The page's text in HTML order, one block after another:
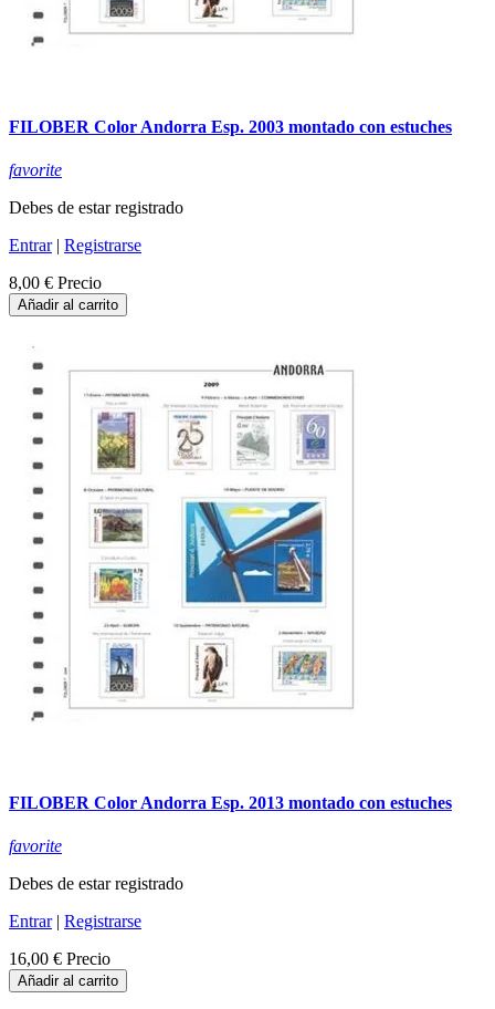
FILOBER Color Andorra Esp. 2003 montado con estuches
favorite
Debes de estar registrado
Entrar| Registrarse
8,00 € Precio
Añadir al carrito
FILOBER Color Andorra Esp. 2013 montado con estuches
favorite
Debes de estar registrado
Entrar| Registrarse
16,00 € Precio
Añadir al carrito